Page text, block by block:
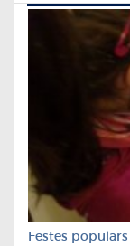
Festes populars